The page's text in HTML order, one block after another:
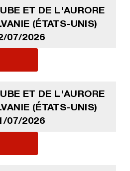
ET DE L'AURORE
(ÉTATS-UNIS)
07/2026
ET DE L'AURORE
(ÉTATS-UNIS)
07/2026